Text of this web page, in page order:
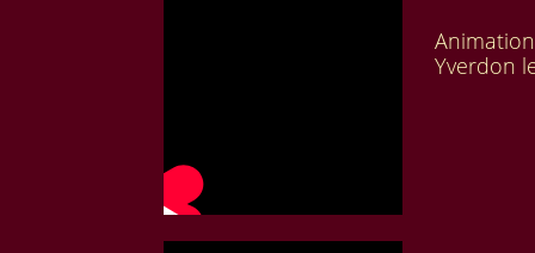
Yverdon